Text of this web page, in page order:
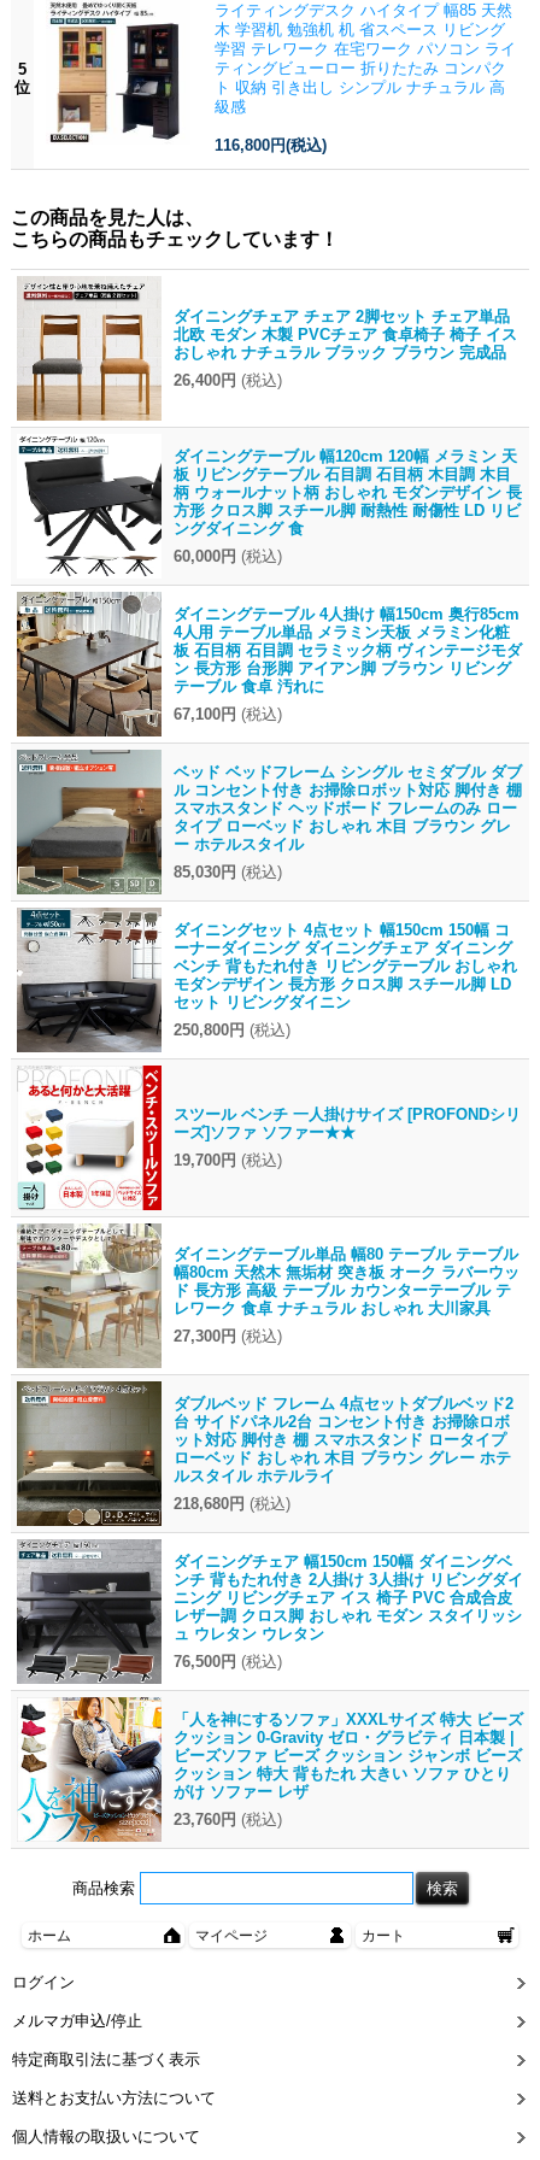
5
位
ライティングデスク ハイタイプ 幅85 天然
木 学習机 勉強机 机 省スペース リビング
学習 テレワーク 在宅ワーク パソコン ライ
ティングビューロー 折りたたみ コンパク
ト 収納 引き出し シンプル ナチュラル 高
級感
116,800円(税込)
この商品を見た人は、
こちらの商品もチェックしています！
ダイニングチェア チェア 2脚セット チェア単品
北欧 モダン 木製 PVCチェア 食卓椅子 椅子 イス
おしゃれ ナチュラル ブラック ブラウン 完成品
26,400円 (税込)
ダイニングテーブル 幅120cm 120幅 メラミン 天
板 リビングテーブル 石目調 石目柄 木目調 木目
柄 ウォールナット柄 おしゃれ モダンデザイン 長
方形 クロス脚 スチール脚 耐熱性 耐傷性 LD リビ
ングダイニング 食
60,000円 (税込)
ダイニングテーブル 4人掛け 幅150cm 奥行85cm
4人用 テーブル単品 メラミン天板 メラミン化粧
板 石目柄 石目調 セラミック柄 ヴィンテージモダ
ン 長方形 台形脚 アイアン脚 ブラウン リビング
テーブル 食卓 汚れに
67,100円 (税込)
ベッド ベッドフレーム シングル セミダブル ダブ
ル コンセント付き お掃除ロボット対応 脚付き 棚
スマホスタンド ヘッドボード フレームのみ ロー
タイプ ローベッド おしゃれ 木目 ブラウン グレ
ー ホテルスタイル
85,030円 (税込)
ダイニングセット 4点セット 幅150cm 150幅 コ
ーナーダイニング ダイニングチェア ダイニング
ベンチ 背もたれ付き リビングテーブル おしゃれ
モダンデザイン 長方形 クロス脚 スチール脚 LD
セット リビングダイニン
250,800円 (税込)
スツール ベンチ 一人掛けサイズ [PROFONDシリ
ーズ]ソファ ソファー★★
19,700円 (税込)
ダイニングテーブル単品 幅80 テーブル テーブル
幅80cm 天然木 無垢材 突き板 オーク ラバーウッ
ド 長方形 高級 テーブル カウンターテーブル テ
レワーク 食卓 ナチュラル おしゃれ 大川家具
27,300円 (税込)
ダブルベッド フレーム 4点セットダブルベッド2
台 サイドパネル2台 コンセント付き お掃除ロボ
ット対応 脚付き 棚 スマホスタンド ロータイプ
ローベッド おしゃれ 木目 ブラウン グレー ホテ
ルスタイル ホテルライ
218,680円 (税込)
ダイニングチェア 幅150cm 150幅 ダイニングベ
ンチ 背もたれ付き 2人掛け 3人掛け リビングダイ
ニング リビングチェア イス 椅子 PVC 合成合皮
レザー調 クロス脚 おしゃれ モダン スタイリッシ
ュ ウレタン ウレタン
76,500円 (税込)
「人を神にするソファ」XXXLサイズ 特大 ビーズ
クッション 0-Gravity ゼロ・グラビティ 日本製 |
ビーズソファ ビーズ クッション ジャンボ ビーズ
クッション 特大 背もたれ 大きい ソファ ひとり
がけ ソファー レザ
23,760円 (税込)
商品検索
ホーム マイページ カート
ログイン
メルマガ申込/停止
特定商取引法に基づく表示
送料とお支払い方法について
個人情報の取扱いについて